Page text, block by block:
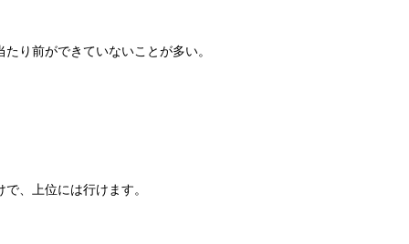
たり前ができていないことが多い。
、上位には行けます。